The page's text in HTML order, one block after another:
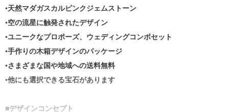
•天然マダガスカルピンクジェムストーン
•空の流星に触発されたデザイン
•ユニークなプロポーズ、ウェディングコンボセット
•手作りの木箱デザインのパッケージ
•さまざまな国や地域への送料無料
•他にも選択できる宝石があります
■デザインコンセプト